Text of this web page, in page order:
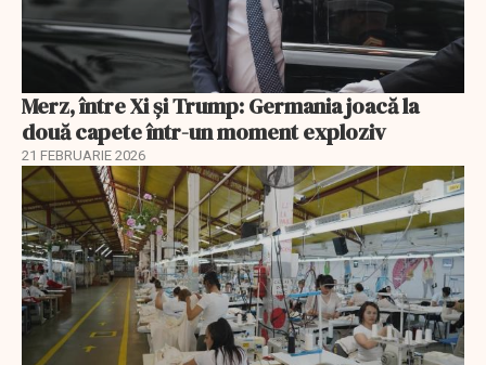
Merz, între Xi și Trump: Germania joacă la
două capete într-un moment exploziv
21 FEBRUARIE 2026